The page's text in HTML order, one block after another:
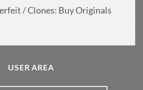
/ Clones: Buy Originals
USER AREA